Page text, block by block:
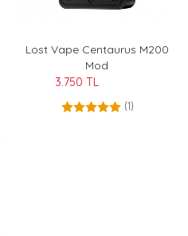
Lost Vape Centaurus M200
Mod
3.750 TL
(1)